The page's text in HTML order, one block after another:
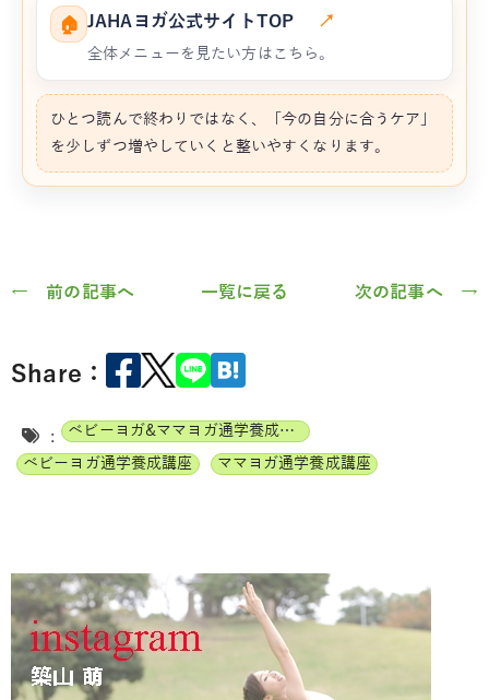
🏠 JAHAヨガ公式サイトTOP ↗
全体メニューを見たい方はこちら。
ひとつ読んで終わりではなく、「今の自分に合うケア」
を少しずつ増やしていくと整いやすくなります。
← 前の記事へ 一覧に戻る 次の記事へ →
Share：
:
ベビーヨガ&ママヨガ通学養成講座
ベビーヨガ通学養成講座
ママヨガ通学養成講座